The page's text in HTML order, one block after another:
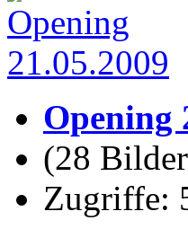
Opening
(28
Zugriffe: